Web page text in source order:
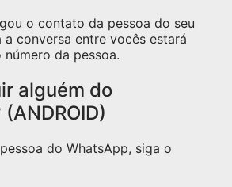
o contato da pessoa do seu
a conversa entre vocês estará
da pessoa.
alguém do
do WhatsApp, siga o